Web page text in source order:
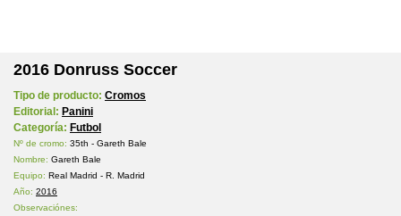
2016 Donruss Soccer
Tipo de producto: Cromos
Editorial: Panini
Categoría: Futbol
Nº de cromo: 35th - Gareth Bale
Nombre: Gareth Bale
Equipo: Real Madrid - R. Madrid
Año: 2016
Observaciónes: